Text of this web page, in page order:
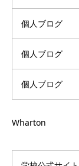
個人ブログ
個人ブログ
個人ブログ
Wharton